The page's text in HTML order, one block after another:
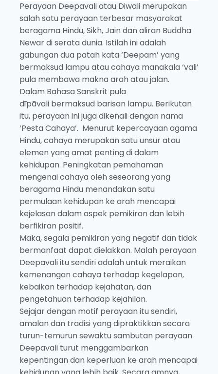
Perayaan Deepavali atau Diwali merupakan
salah satu perayaan terbesar masyarakat
beragama Hindu, Sikh, Jain dan aliran Buddha
Newar di serata dunia. Istilah ini adalah
gabungan dua patah kata ‘Deepam’ yang
bermaksud lampu atau cahaya manakala ‘vali’
pula membawa makna arah atau jalan.
Dalam Bahasa Sanskrit pula
dīpāvali bermaksud barisan lampu. Berikutan
itu, perayaan ini juga dikenali dengan nama
‘Pesta Cahaya’. Menurut kepercayaan agama
Hindu, cahaya merupakan satu unsur atau
elemen yang amat penting di dalam
kehidupan. Peningkatan pemahaman
mengenai cahaya oleh seseorang yang
beragama Hindu menandakan satu
permulaan kehidupan ke arah mencapai
kejelasan dalam aspek pemikiran dan lebih
berfikiran positif.
Maka, segala pemikiran yang negatif dan tidak
bermanfaat dapat dielakkan. Malah perayaan
Deepavali itu sendiri adalah untuk meraikan
kemenangan cahaya terhadap kegelapan,
kebaikan terhadap kejahatan, dan
pengetahuan terhadap kejahilan.
Sejajar dengan motif perayaan itu sendiri,
amalan dan tradisi yang dipraktikkan secara
turun-temurun sewaktu sambutan perayaan
Deepavali turut menggambarkan
kepentingan dan keperluan ke arah mencapai